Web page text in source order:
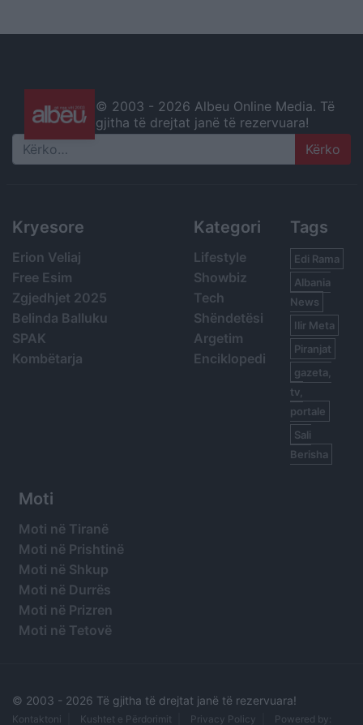
© 2003 - 2026 Albeu Online Media. Të
gjitha të drejtat janë të rezervuara!
Search
Kryesore
Erion Veliaj
Free Esim
Zgjedhjet 2025
Belinda Balluku
SPAK
Kombëtarja
Kategori
Lifestyle
Showbiz
Tech
Shëndetësi
Argetim
Enciklopedi
Tags
Edi Rama
Albania
News
Ilir Meta
Piranjat
gazeta,
tv,
portale
Sali
Berisha
Moti
Moti në Tiranë
Moti në Prishtinë
Moti në Shkup
Moti në Durrës
Moti në Prizren
Moti në Tetovë
© 2003 - 2026 Të gjitha të drejtat janë të rezervuara!
Kontaktoni Kushtet e Përdorimit Privacy Policy Powered by: